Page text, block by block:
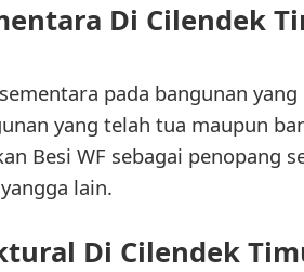
Di Cilendek
pada bangunan
yang telah tua maupun
Besi WF sebagai penopang
lain.
Di Cilendek